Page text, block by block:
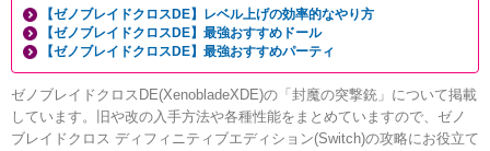
【ゼノブレイドクロスDE】レベル上げの効率的なやり方
【ゼノブレイドクロスDE】最強おすすめドール
【ゼノブレイドクロスDE】最強おすすめパーティ
ゼノブレイドクロスDE(XenobladeXDE)の「封魔の突撃銃」について掲載
しています。旧や改の入手方法や各種性能をまとめていますので、ゼノ
ブレイドクロス ディフィニティブエディション(Switch)の攻略にお役立て